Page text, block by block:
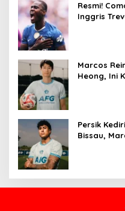
Resmi!
Inggris
Marcos
Heong, Ini
Persik
Bissau,